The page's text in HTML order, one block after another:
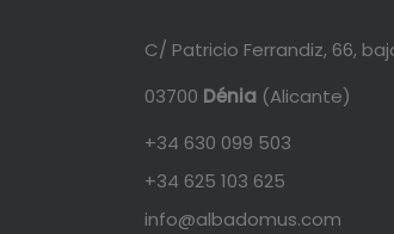
C/ Patricio Ferrandiz, 66,
03700 Dénia (Alicante)
+34 630 099 503
+34 625 103 625
info@albadomus.com